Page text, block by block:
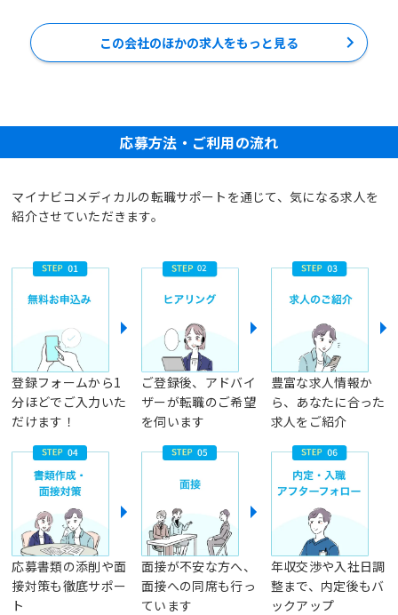
この会社のほかの求人をもっと見る
応募方法・ご利用の流れ
マイナビコメディカルの転職サポートを通じて、気になる求人を
紹介させていただきます。
登録フォームから1
分ほどでご入力いた
だけます！
ご登録後、アドバイ
ザーが転職のご希望
を伺います
豊富な求人情報か
ら、あなたに合った
求人をご紹介
応募書類の添削や面
接対策も徹底サポー
ト
面接が不安な方へ、
面接への同席も行っ
ています
年収交渉や入社日調
整まで、内定後もバ
ックアップ